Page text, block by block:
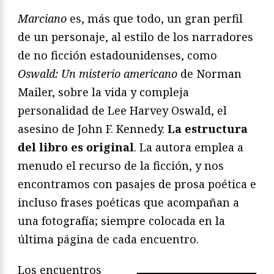
Marciano es, más que todo, un gran perfil
de un personaje, al estilo de los narradores
de no ficción estadounidenses, como
Oswald: Un misterio americano de Norman
Mailer, sobre la vida y compleja
personalidad de Lee Harvey Oswald, el
asesino de John F. Kennedy. La estructura
del libro es original. La autora emplea a
menudo el recurso de la ficción, y nos
encontramos con pasajes de prosa poética e
incluso frases poéticas que acompañan a
una fotografía; siempre colocada en la
última página de cada encuentro.
Los encuentros